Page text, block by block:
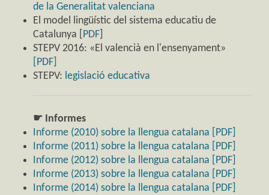
de la Generalitat valenciana
El model lingüístic del sistema educatiu de
Catalunya [ PDF
STEPV 2016: «El valencià en l'ensenyament»
[PDF]
STEPV: legislació educativa
☛ Informes
Informe (2010) sobre la llengua catalana [PDF]
Informe (2011) sobre la llengua catalana [PDF]
Informe (2012) sobre la llengua catalana [PDF]
Informe (2013) sobre la llengua catalana [PDF]
Informe (2014) sobre la llengua catalana [PDF]